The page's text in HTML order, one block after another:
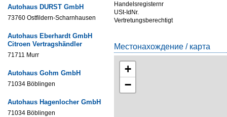
Autohaus DURST GmbH
73760 Ostfildern-Scharnhausen
Autohaus Eberhardt GmbH
Citroen Vertragshändler
71711 Murr
Autohaus Gohm GmbH
71034 Böblingen
Autohaus Hagenlocher GmbH
71034 Böblingen
Handelsregisternr
USt-IdNr.
Vertretungsberechtigt
Местонахождение / карта
+
−